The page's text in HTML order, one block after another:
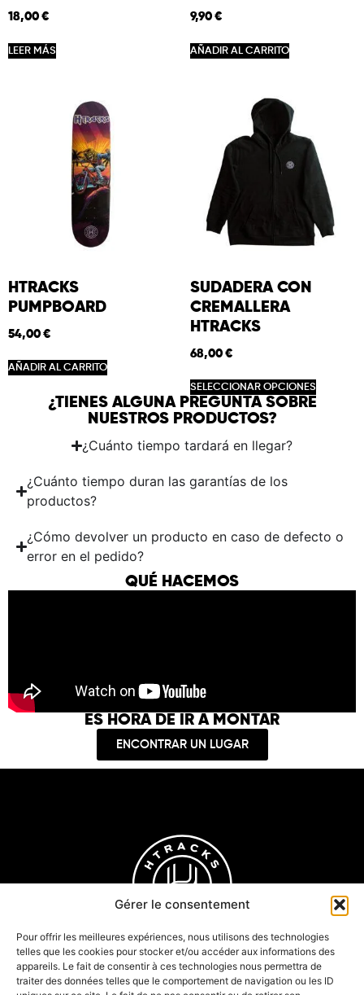
Gérer le consentement
Pour offrir les meilleures expériences, nous utilisons des technologies
telles que les cookies pour stocker et/ou accéder aux informations des
appareils. Le fait de consentir à ces technologies nous permettra de
traiter des données telles que le comportement de navigation ou les ID
18,00 €
LEER MÁS
9,90 €
AÑADIR AL CARRITO
HTRACKS
PUMPBOARD
54,00 €
AÑADIR AL CARRITO
SUDADERA CON
CREMALLERA
HTRACKS
68,00 €
SELECCIONAR OPCIONES
¿TIENES ALGUNA PREGUNTA SOBRE
NUESTROS PRODUCTOS?
¿Cuánto tiempo tardará en llegar?
¿Cuánto tiempo duran las garantías de los
productos?
¿Cómo devolver un producto en caso de defecto o
error en el pedido?
QUÉ HACEMOS
ES HORA DE IR A MONTAR
ENCONTRAR UN LUGAR